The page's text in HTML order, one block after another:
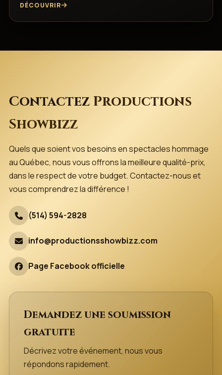
DÉCOUVRIR
Contactez Productions
Showbizz
Quels que soient vos besoins en spectacles hommage
au Québec, nous vous offrons la meilleure qualité-prix,
dans le respect de votre budget. Contactez-nous et
vous comprendrez la différence !
(514) 594-2828
info@productionsshowbizz.com
Page Facebook officielle
Demandez une soumission
gratuite
Décrivez votre événement, nous vous
répondons rapidement.